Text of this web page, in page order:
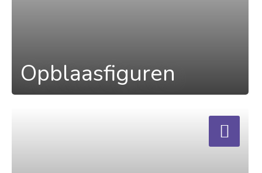
Opblaasfiguren